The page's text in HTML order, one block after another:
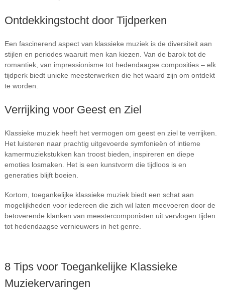
Ontdekkingstocht door Tijdperken
Een fascinerend aspect van klassieke muziek is de diversiteit aan
stijlen en periodes waaruit men kan kiezen. Van de barok tot de
romantiek, van impressionisme tot hedendaagse composities – elk
tijdperk biedt unieke meesterwerken die het waard zijn om ontdekt
te worden.
Verrijking voor Geest en Ziel
Klassieke muziek heeft het vermogen om geest en ziel te verrijken.
Het luisteren naar prachtig uitgevoerde symfonieën of intieme
kamermuziekstukken kan troost bieden, inspireren en diepe
emoties losmaken. Het is een kunstvorm die tijdloos is en
generaties blijft boeien.
Kortom, toegankelijke klassieke muziek biedt een schat aan
mogelijkheden voor iedereen die zich wil laten meevoeren door de
betoverende klanken van meestercomponisten uit vervlogen tijden
tot hedendaagse vernieuwers in het genre.
8 Tips voor Toegankelijke Klassieke
Muziekervaringen